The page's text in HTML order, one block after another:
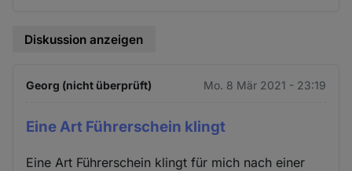
Diskussion anzeigen
Georg (nicht überprüft) Mo. 8 Mär 2021 - 23:19
Eine Art Führerschein klingt
Eine Art Führerschein klingt für mich nach einer